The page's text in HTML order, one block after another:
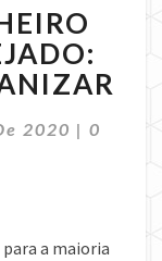
2020 | 0
a maioria